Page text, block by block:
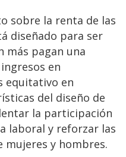
sobre la renta de las
diseñado para ser
más pagan una
en
equitativo en
del diseño de
la participación
laboral y reforzar las
mujeres y hombres.